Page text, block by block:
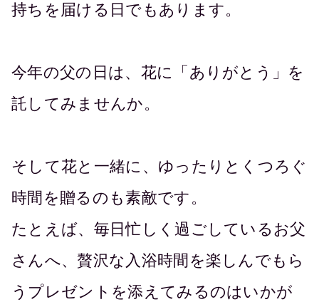
持ちを届ける日でもあります。
今年の父の日は、花に「ありがとう」を
託してみませんか。
そして花と一緒に、ゆったりとくつろぐ
時間を贈るのも素敵です。
たとえば、毎日忙しく過ごしているお父
さんへ、贅沢な入浴時間を楽しんでもら
うプレゼントを添えてみるのはいかが